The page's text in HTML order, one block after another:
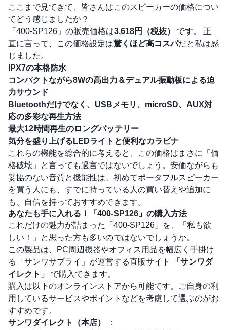
ここまで見てきて、皆さんはこのスピーカーの価格につい
てどう感じましたか？
「400-SP126」の販売価格は3,618円（税抜）
です。 正
直に言って、この価格設定は驚くほど高コスパだと私は感
じました。
IPX7の本格防水
コンパクトながら8Wの高出力＆デュアル振動板による迫
力サウンド
Bluetoothだけでなく、USBメモリ、microSD、AUX対
応の多彩な再生方法
最大12時間再生のロングバッテリー
気分を盛り上げるLEDライトと便利なカラビナ
これらの機能を総合的に考えると、この価格はまさに「価
格破壊」と言っても過言ではないでしょう。安価ながらも
妥協のない音質と機能性は、初めてポータブルスピーカー
を買う人にも、すでに持っている人の買い替えや追加に
も、自信を持っておすすめできます。
あなたも手に入れる！「400-SP126」の購入方法
これだけの魅力が詰まった「400-SP126」を、「私も欲
しい！」と思った方も多いのではないでしょうか。
この製品は、PC周辺機器やオフィス用品を幅広く手掛け
る「サンワサプライ」が運営する直販サイト
「サンワダ
イレクト」
で購入できます。
購入は以下のオンラインストアから可能です。ご自身の利
用しているサービスやポイントなどを考慮して選ぶのがお
すすめです。
サンワダイレクト（本店）
：